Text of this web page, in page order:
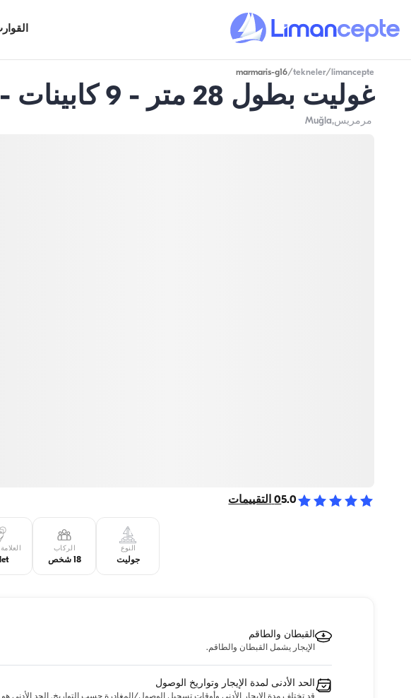
limancepte
/
tekneler
/
marmaris-g16
غوليت بطول 28 متر - 9 كابينات - سعة 18 شخص - في مرمريس
مرمريس,Muğla
5.0
0 التقييمات
النوع
جوليت
الركاب
18 شخص
القبطان والطاقم
الإيجار يشمل القبطان والطاقم.
الحد الأدنى لمدة الإيجار وتواريخ الوصول